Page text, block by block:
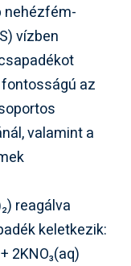
nehézfém-
vízben
az
valamint a
reagálva
keletkezik:
2KNO₃(aq)